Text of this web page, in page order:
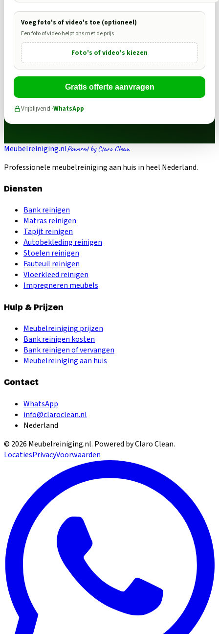
Voeg foto's of video's toe (optioneel)
Een foto of video helpt ons met de prijs
Foto's of video's kiezen
Gratis offerte aanvragen
Vrijblijvend ·WhatsApp
Meubelreiniging.nlPowered by Claro Clean
Professionele meubelreiniging aan huis in heel Nederland.
Diensten
Bank reinigen
Matras reinigen
Tapijt reinigen
Autobekleding reinigen
Stoelen reinigen
Fauteuil reinigen
Vloerkleed reinigen
Impregneren meubels
Hulp & Prijzen
Meubelreiniging prijzen
Bank reinigen kosten
Bank reinigen of vervangen
Meubelreiniging aan huis
Contact
WhatsApp
info@claroclean.nl
Nederland
© 2026 Meubelreiniging.nl. Powered by Claro Clean.
LocatiesPrivacyVoorwaarden